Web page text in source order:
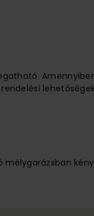
mélygarázsban